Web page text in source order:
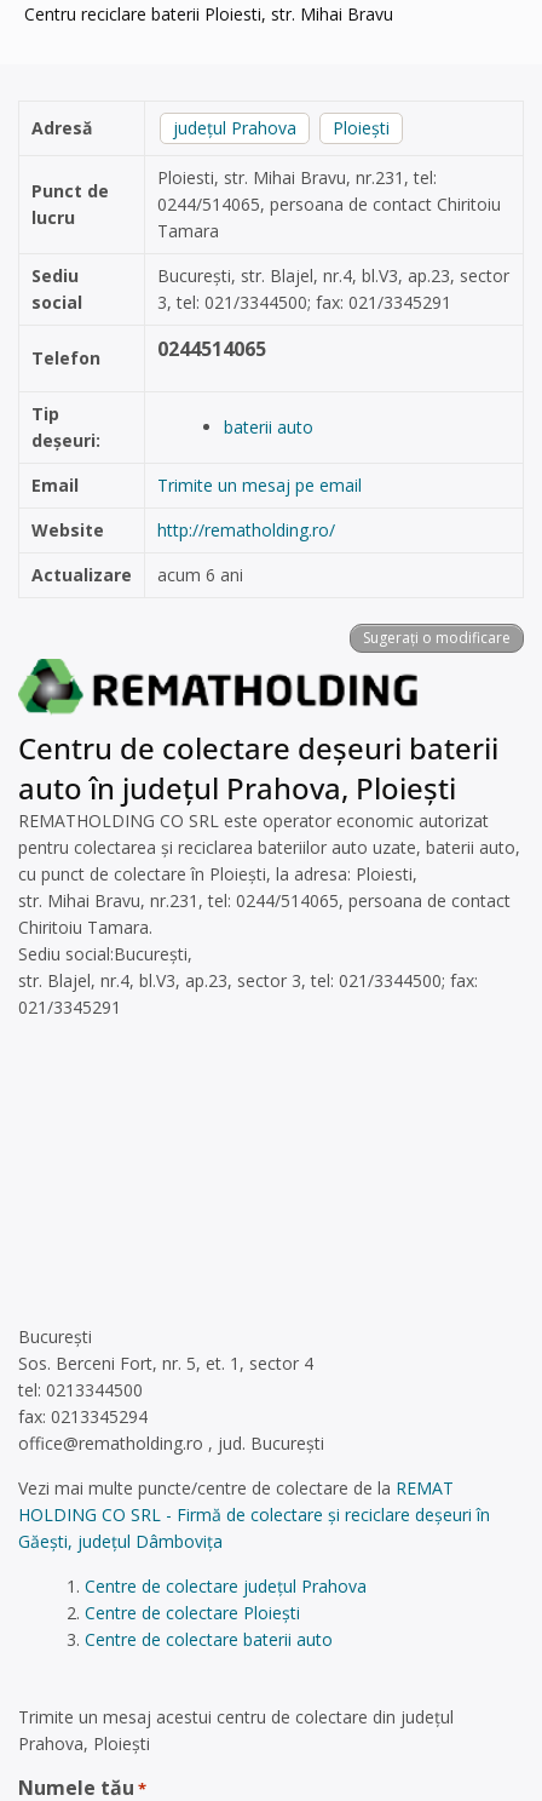
Centru reciclare baterii Ploiesti, str. Mihai Bravu
Adresă județul Prahova Ploiești
Punct de
lucru
Ploiesti, str. Mihai Bravu, nr.231, tel:
0244/514065, persoana de contact Chiritoiu
Tamara
Sediu
social
București, str. Blajel, nr.4, bl.V3, ap.23, sector
3, tel: 021/3344500; fax: 021/3345291
Telefon 0244514065
Tip
deșeuri:
baterii auto
Email
Trimite un mesaj pe email
Website
http://rematholding.ro/
Actualizare
acum 6 ani
Sugerați o modificare
Centru de colectare deșeuri baterii
auto în județul Prahova, Ploiești
REMATHOLDING CO SRL este operator economic autorizat
pentru colectarea și reciclarea bateriilor auto uzate, baterii auto,
cu punct de colectare în Ploiești, la adresa: Ploiesti,
str. Mihai Bravu, nr.231, tel: 0244/514065, persoana de contact
Chiritoiu Tamara.
Sediu social:București,
str. Blajel, nr.4, bl.V3, ap.23, sector 3, tel: 021/3344500; fax:
021/3345291
București
Sos. Berceni Fort, nr. 5, et. 1, sector 4
tel: 0213344500
fax: 0213345294
office@rematholding.ro , jud. București
Vezi mai multe puncte/centre de colectare de la REMAT
HOLDING CO SRL - Firmă de colectare și reciclare deșeuri în
Găești, județul Dâmbovița
Centre de colectare județul Prahova
Centre de colectare Ploiești
Centre de colectare baterii auto
Trimite un mesaj acestui centru de colectare din județul
Prahova, Ploiești
Numele tău *